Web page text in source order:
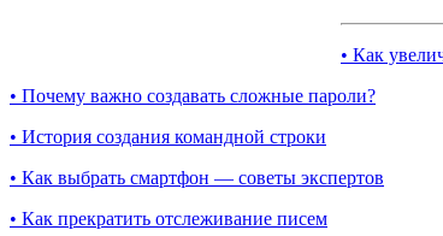
• Как
• Почему важно создавать сложные пароли?
• История создания командной строки
• Как выбрать смартфон — советы экспертов
• Как прекратить отслеживание писем